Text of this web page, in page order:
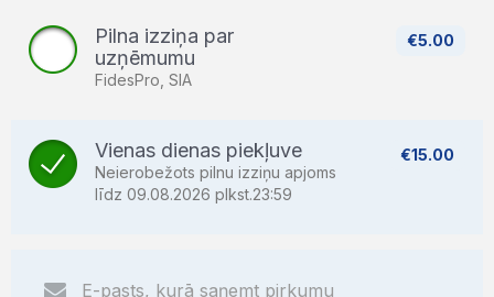
€5.00
Pilna izziņa par
uzņēmumu
FidesPro, SIA
€15.00
Vienas dienas piekļuve
Neierobežots pilnu izziņu apjoms
līdz 09.08.2026 plkst.23:59